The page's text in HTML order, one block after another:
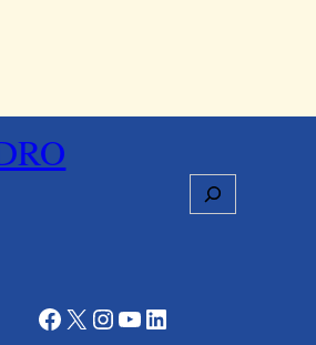
Cerca
Facebook X Instagram YouTube LinkedIn